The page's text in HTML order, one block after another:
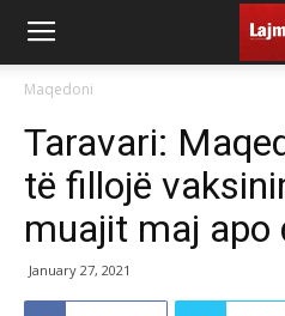
Maqedoni
Taravari:
të fillojë
muajit maj apo
January 27, 2021